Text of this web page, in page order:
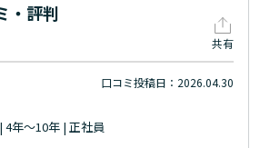
・評判
共有
口コミ投稿日：2026.04.30
4年～10年 | 正社員